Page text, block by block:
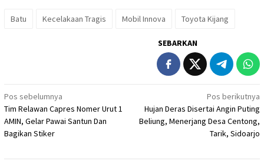
Batu Kecelakaan Tragis Mobil Innova Toyota Kijang
SEBARKAN
Navigasi
pos
Pos sebelumnya
Tim Relawan Capres Nomer Urut 1
AMIN, Gelar Pawai Santun Dan
Bagikan Stiker
Pos berikutnya
Hujan Deras Disertai Angin Puting
Beliung, Menerjang Desa Centong,
Tarik, Sidoarjo